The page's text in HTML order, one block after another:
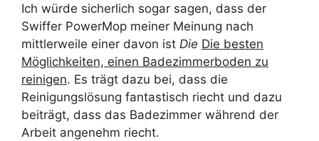
Ich würde sicherlich sogar sagen, dass der
Swiffer PowerMop meiner Meinung nach
mittlerweile einer davon ist Die Die besten
Möglichkeiten, einen Badezimmerboden zu
reinigen. Es trägt dazu bei, dass die
Reinigungslösung fantastisch riecht und dazu
beiträgt, dass das Badezimmer während der
Arbeit angenehm riecht.